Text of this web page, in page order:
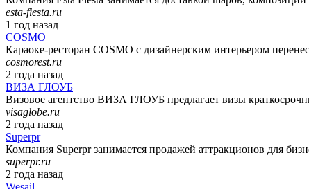
esta-fiesta.ru
1 год назад
COSMO
Караоке-ресторан COSMO с дизайнерским интерьером
cosmorest.ru
2 года назад
ВИЗА ГЛОУБ
Визовое агентство ВИЗА ГЛОУБ предлагает визы
visaglobe.ru
2 года назад
Superpr
Компания Superpr занимается продажей аттракционов для
superpr.ru
2 года назад